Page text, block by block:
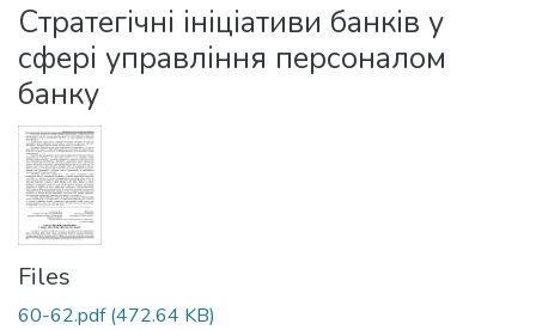
Statistics
Стратегічні ініціативи банків у
сфері управління персоналом
банку
Files
60-62.pdf(472.64 KB)